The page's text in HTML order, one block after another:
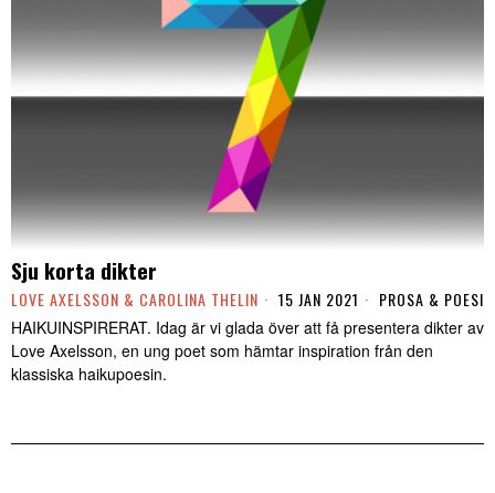
Sju korta dikter
LOVE AXELSSON & CAROLINA THELIN 15 JAN 2021 PROSA & POESI
HAIKUINSPIRERAT. Idag är vi glada över att få presentera dikter av
Love Axelsson, en ung poet som hämtar inspiration från den
klassiska haikupoesin.